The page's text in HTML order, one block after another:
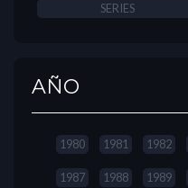
SERIES
AÑO
1980 1981 1982
1987 1988 1989